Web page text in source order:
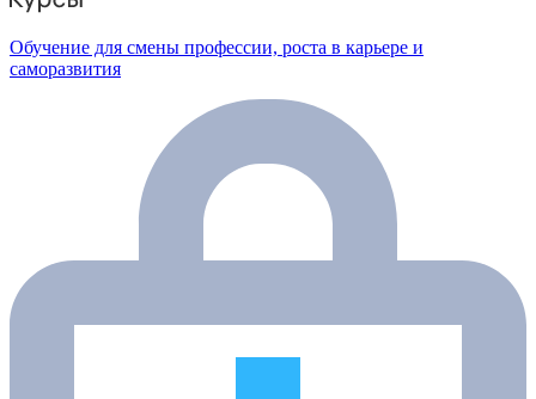
Обучение для смены профессии, роста в карьере и
саморазвития